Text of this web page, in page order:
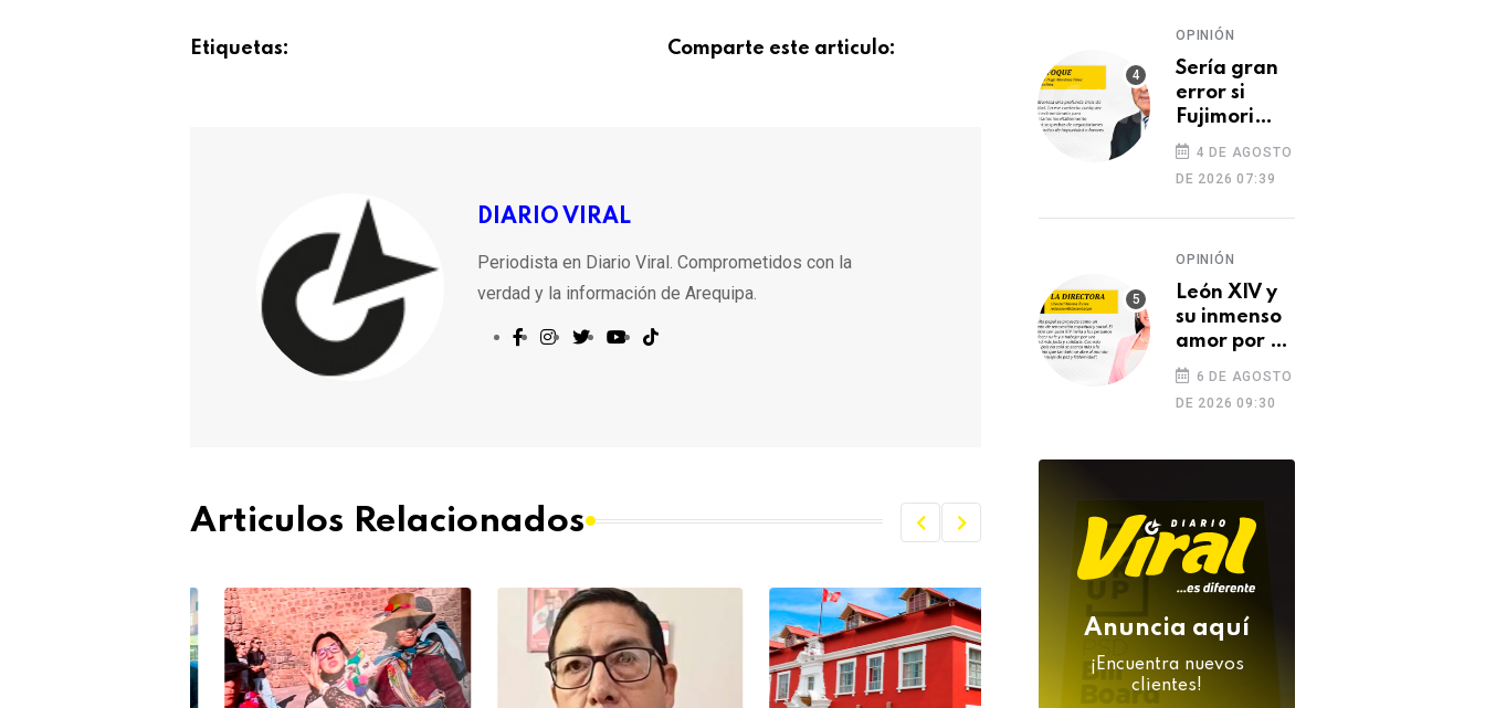
Etiquetas: Comparte este articulo:
DIARIO VIRAL
Periodista en Diario Viral. Comprometidos con la
verdad y la información de Arequipa.
Articulos Relacionados
OPINIÓN
Sería gran
error si
Fujimori
indulta a
Castillo o
Toledo
4 DE AGOSTO
DE 2026 07:39
OPINIÓN
León XIV y
su inmenso
amor por el
Perú
6 DE AGOSTO
DE 2026 09:30
Anuncia aquí
¡Encuentra nuevos
clientes!